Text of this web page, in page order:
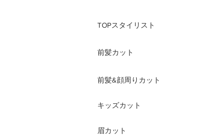
TOPスタイリスト
前髪カット
前髪&顔周りカット
キッズカット
眉カット